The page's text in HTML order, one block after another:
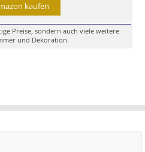
kaufen
Preise, sondern auch viele weitere
und Dekoration.